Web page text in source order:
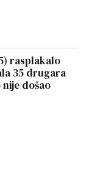
rasplakalo
35 drugara
došao